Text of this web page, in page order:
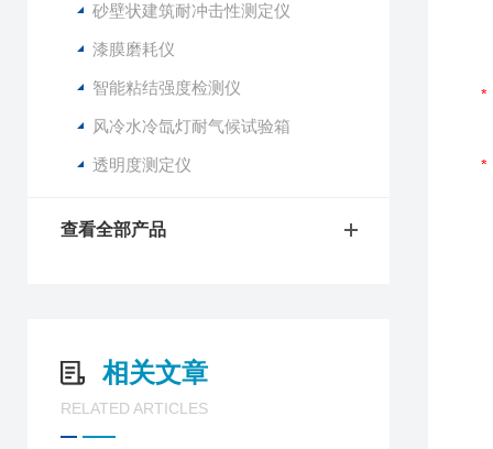
砂壁状建筑耐冲击性测定仪
漆膜磨耗仪
智能粘结强度检测仪
风冷水冷氙灯耐气候试验箱
透明度测定仪
查看全部产品
相关文章
RELATED ARTICLES